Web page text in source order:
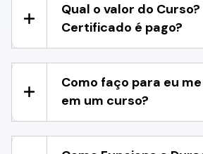
Qual o valor do Curso?
Certificado é pago?
Como faço para eu
em um curso?